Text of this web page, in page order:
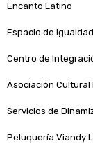
Encanto Latino
Espacio de
Centro de
Asociación Cultural
Servicios de
Peluquería Viandy